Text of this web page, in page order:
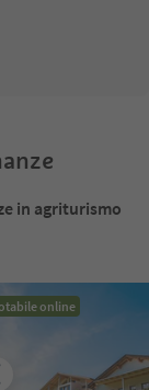
in agriturismo
online